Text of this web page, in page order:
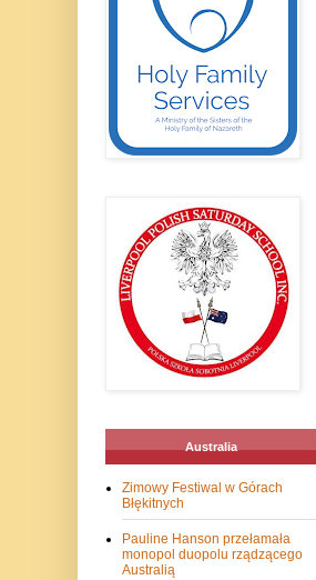
Australia
Zimowy Festiwal w Górach
Błękitnych
Pauline Hanson przełamała
monopol duopolu rządzącego
Australią